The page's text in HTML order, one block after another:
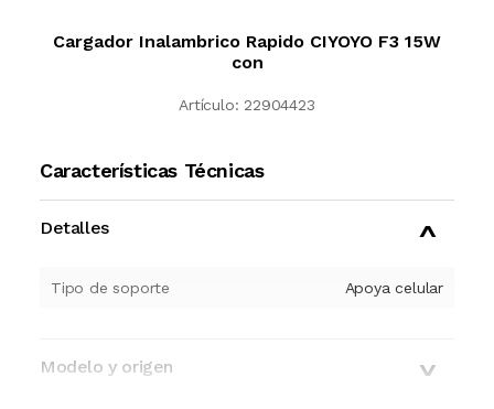
Cargador Inalambrico Rapido CIYOYO F3 15W
con
Artículo: 22904423
Características Técnicas
Detalles
Tipo de soporte Apoya celular
Modelo y origen